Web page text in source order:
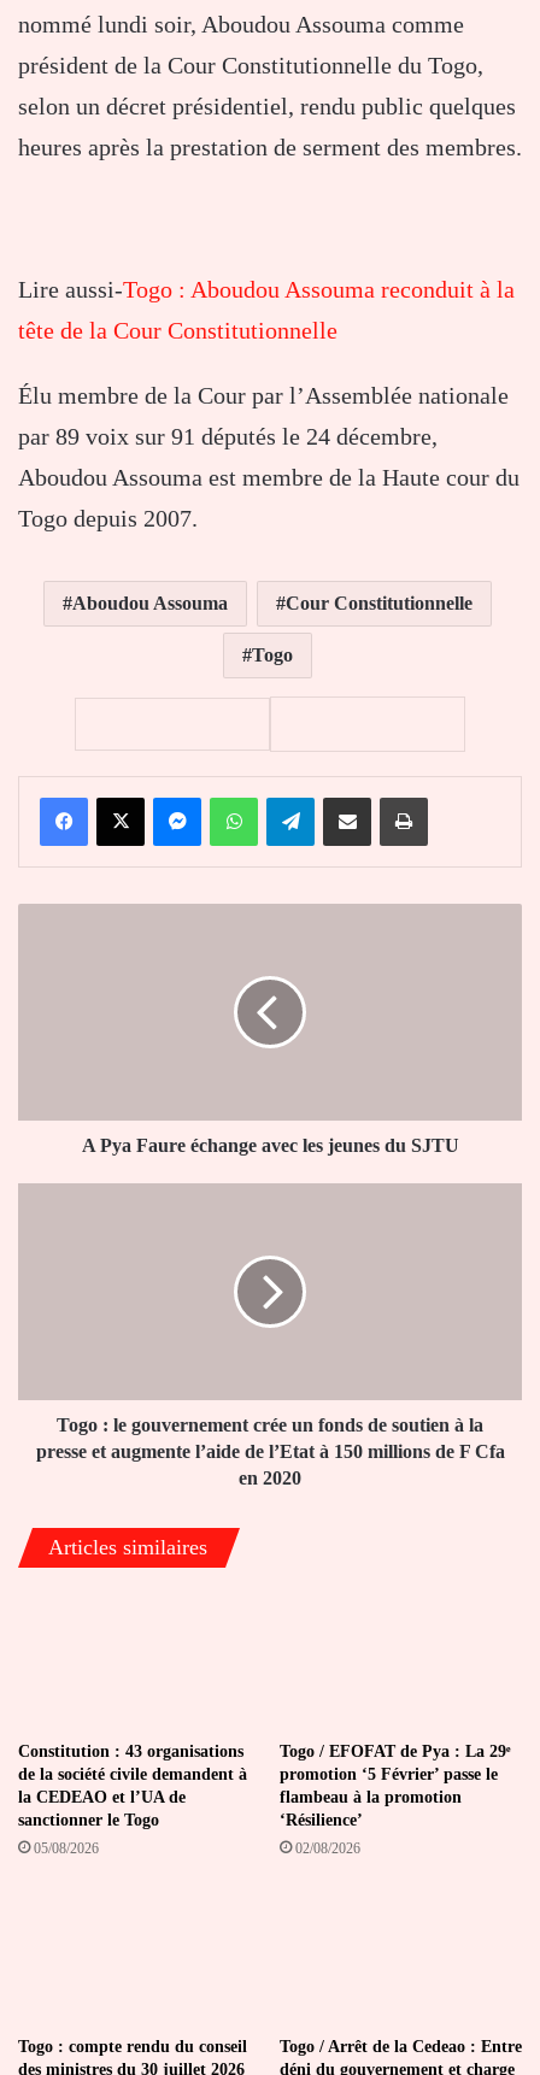
nommé lundi soir, Aboudou Assouma comme
président de la Cour Constitutionnelle du Togo,
selon un décret présidentiel, rendu public quelques
heures après la prestation de serment des membres.
Lire aussi-Togo : Aboudou Assouma reconduit à la
tête de la Cour Constitutionnelle
Élu membre de la Cour par l’Assemblée nationale
par 89 voix sur 91 députés le 24 décembre,
Aboudou Assouma est membre de la Haute cour du
Togo depuis 2007.
Aboudou Assouma Cour Constitutionnelle
Togo
FacebookX MessengerWhatsAppTelegramPartager par email Imprimer
SJTU
A Pya Faure échange avec les jeunes du SJTU
soutien
augmente
l’aide
Cfa
en
2020
Togo : le gouvernement crée un fonds de soutien à la
presse et augmente l’aide de l’Etat à 150 millions de F Cfa
en 2020
Articles similaires
Constitution : 43 organisations
de la société civile demandent à
la CEDEAO et l’UA de
sanctionner le Togo
05/08/2026
Togo / EFOFAT de Pya : La 29ᵉ
promotion ‘5 Février’ passe le
flambeau à la promotion
‘Résilience’
02/08/2026
Togo : compte rendu du conseil
des ministres du 30 juillet 2026
Togo / Arrêt de la Cedeao : Entre
déni du gouvernement et charge